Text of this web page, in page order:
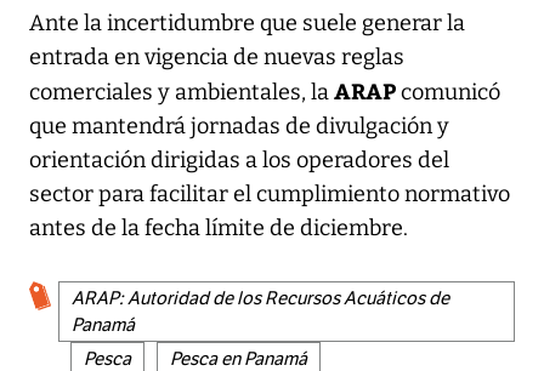
Ante la incertidumbre que suele generar la
entrada en vigencia de nuevas reglas
comerciales y ambientales, laARAPcomunicó
que mantendrá jornadas de divulgación y
orientación dirigidas a los operadores del
sector para facilitar el cumplimiento normativo
antes de la fecha límite de diciembre.
ARAP: Autoridad de los Recursos Acuáticos de
Panamá
Pesca
Pesca en Panamá